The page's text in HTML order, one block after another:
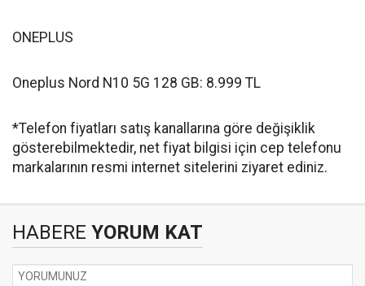
ONEPLUS
Oneplus Nord N10 5G 128 GB: 8.999 TL
*Telefon fiyatları satış kanallarına göre değişiklik
gösterebilmektedir, net fiyat bilgisi için cep telefonu
markalarının resmi internet sitelerini ziyaret ediniz.
HABERE YORUM KAT